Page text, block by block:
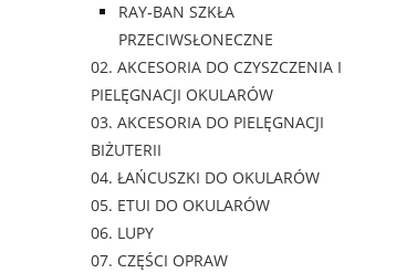
RAY-BAN SZKŁA
PRZECIWSŁONECZNE
02. AKCESORIA DO CZYSZCZENIA I
PIELĘGNACJI OKULARÓW
03. AKCESORIA DO PIELĘGNACJI
BIŻUTERII
04. ŁAŃCUSZKI DO OKULARÓW
05. ETUI DO OKULARÓW
06. LUPY
07. CZĘŚCI OPRAW